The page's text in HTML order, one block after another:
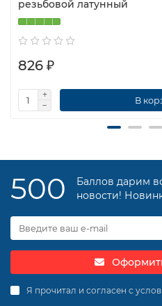
резьбовой латунный
826 ₽
В
500
Баллов дарим
новости!
Я прочитал и согласен с